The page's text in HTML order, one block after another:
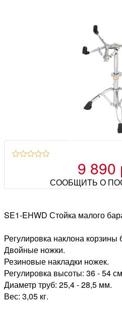
9 890
СООБЩИТЬ О
SE1-EHWD Стойка малого
Регулировка наклона корзины
Двойные ножки.
Резиновые накладки ножек.
Регулировка высоты: 36 - 54
Диаметр труб: 25,4 - 28,5 мм.
Вес: 3,05 кг.